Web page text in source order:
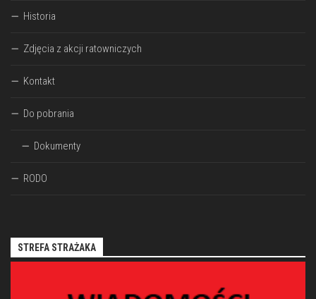
Historia
Zdjęcia z akcji ratowniczych
Kontakt
Do pobrania
Dokumenty
RODO
STREFA STRAŻAKA